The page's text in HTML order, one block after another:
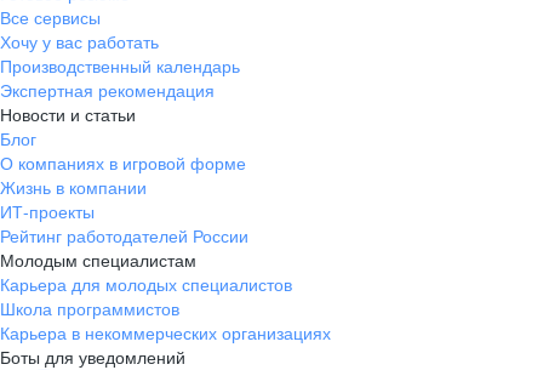
Все сервисы
Хочу у вас работать
Производственный календарь
Экспертная рекомендация
Новости и статьи
Блог
О компаниях в игровой форме
Жизнь в компании
ИТ-проекты
Рейтинг работодателей России
Молодым специалистам
Карьера для молодых специалистов
Школа программистов
Карьера в некоммерческих организациях
Боты для уведомлений